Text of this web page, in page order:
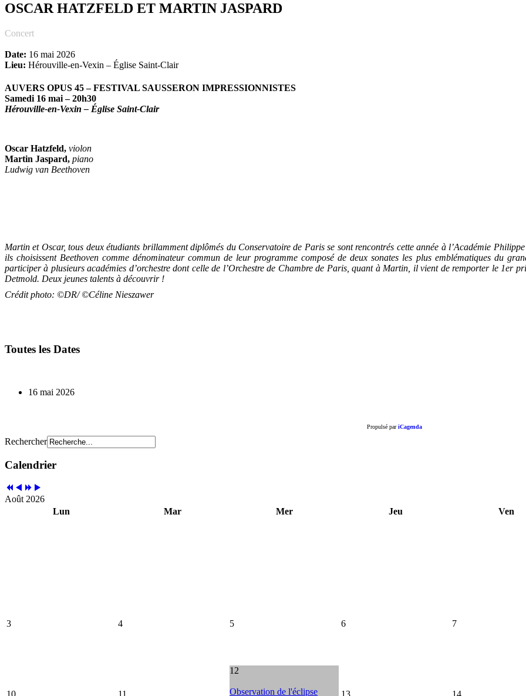
OSCAR HATZFELD ET MARTIN JASPARD
Concert
Date: 16 mai 2026
Lieu: Hérouville-en-Vexin – Église Saint-Clair
AUVERS OPUS 45 – FESTIVAL SAUSSERON IMPRESSIONNISTES
Samedi 16 mai – 20h30
Hérouville-en-Vexin – Église Saint-Clair
Oscar Hatzfeld, violon
Martin Jaspard, piano
Ludwig van Beethoven
Martin et Oscar, tous deux étudiants brillamment diplômés du Conservatoire de Paris se sont rencontrés cette année à l’Académie
ils choisissent Beethoven comme dénominateur commun de leur programme composé de deux sonates les plus emblématiques du
participer à plusieurs académies d’orchestre dont celle de l’Orchestre de Chambre de Paris, quant à Martin, il vient de remporter le 1er
Detmold. Deux jeunes talents à découvrir !
Crédit photo: ©DR/ ©Céline Nieszawer
Toutes les Dates
16 mai 2026
Propulsé pariCagenda
Rechercher
Calendrier
Août 2026
Lun
Mar Mer Jeu Ven
3 4 5 6 7
10 11
12
Observation de l'éclipse
13 14